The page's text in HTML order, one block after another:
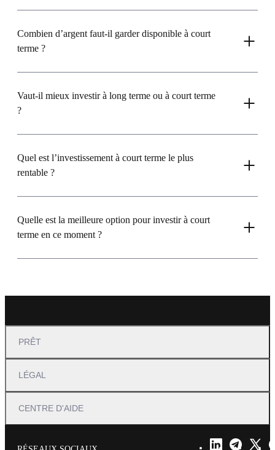
Combien d’argent faut-il garder disponible à court
terme ?
Vaut-il mieux investir à long terme ou à court terme
?
Quel est l’investissement à court terme le plus
rentable ?
Quelle est la meilleure option pour investir à court
terme en ce moment ?
PRÊT
LÉGAL
CENTRE D'AIDE